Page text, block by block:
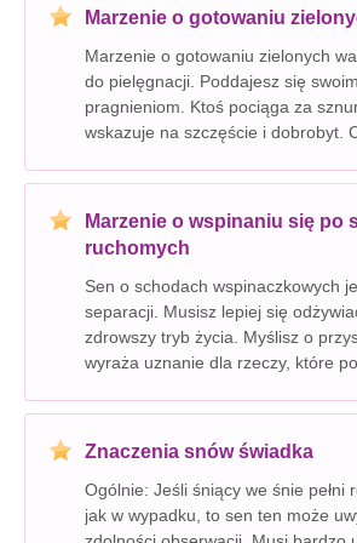
Marzenie o gotowaniu
Marzenie o gotowaniu zielonych
do pielęgnacji. Poddajesz się
pragnieniom. Ktoś pociąga za
wskazuje na szczęście i dobrobyt.
jest wskazówką dla problemów z
Marzenie o wspinaniu się po
ruchomych
Sen o schodach wspinaczkowych
separacji. Musisz lepiej się
zdrowszy tryb życia. Myślisz o
wyraża uznanie dla rzeczy, które
przyjaciółmi. Schody
Znaczenia snów świadka
Ogólnie: Jeśli śniący we śnie pełni rolę świadka, tak
jak w wypadku, to sen ten może